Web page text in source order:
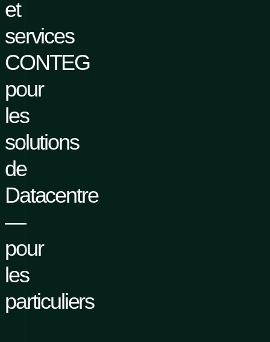
et
services
CONTEG
pour
les
solutions
de
Datacentre
—
pour
les
particuliers